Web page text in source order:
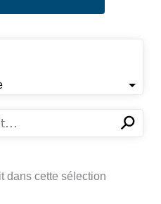
✕⚲
dans cette sélection